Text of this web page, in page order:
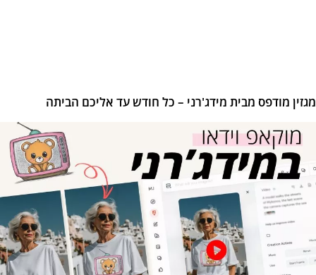
מודפס מבית מידג'רני – כל חודש עד אליכם הביתה